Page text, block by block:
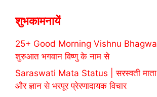
शुभकामनायें
25+ Good Morning Vishnu
शुरुआत भगवान विष्णु के नाम से
Saraswati Mata Status | सरस्वती
और ज्ञान से भरपूर प्रेरणादायक विचार